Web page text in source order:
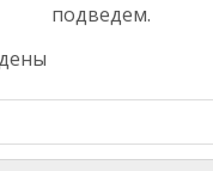
подведем.